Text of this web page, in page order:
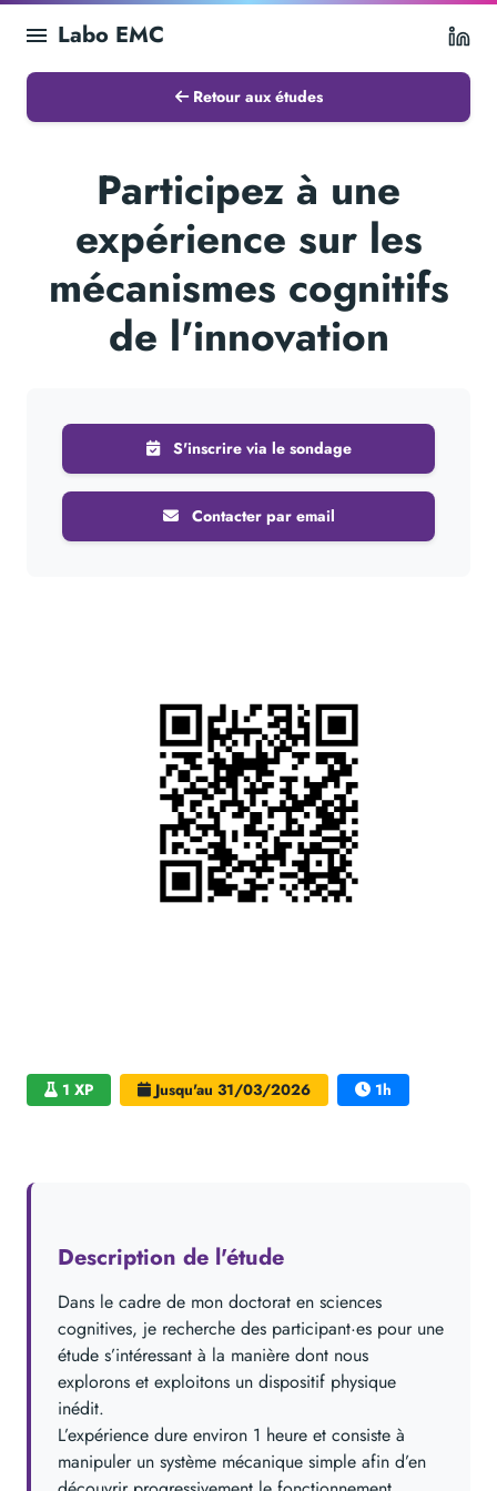
Labo EMC
Retour aux études
Participez à une
expérience sur les
mécanismes cognitifs
de l'innovation
S'inscrire via le sondage
Contacter par email
1 XP Jusqu'au 31/03/2026
1h
Description de l'étude
Dans le cadre de mon doctorat en sciences
cognitives, je recherche des participant·es pour une
étude s’intéressant à la manière dont nous
explorons et exploitons un dispositif physique
inédit.
L’expérience dure environ 1 heure et consiste à
manipuler un système mécanique simple afin d’en